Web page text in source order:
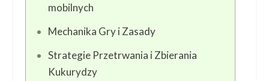
mobilnych
Mechanika Gry i Zasady
Strategie Przetrwania i Zbierania
Kukurydzy